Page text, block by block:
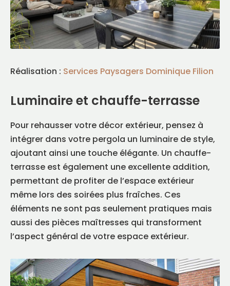
Réalisation : Services Paysagers Dominique Filion
Luminaire et chauffe-terrasse
Pour rehausser votre décor extérieur, pensez à
intégrer dans votre pergola un luminaire de style,
ajoutant ainsi une touche élégante. Un chauffe-
terrasse est également une excellente addition,
permettant de profiter de l’espace extérieur
même lors des soirées plus fraîches. Ces
éléments ne sont pas seulement pratiques mais
aussi des pièces maîtresses qui transforment
l’aspect général de votre espace extérieur.